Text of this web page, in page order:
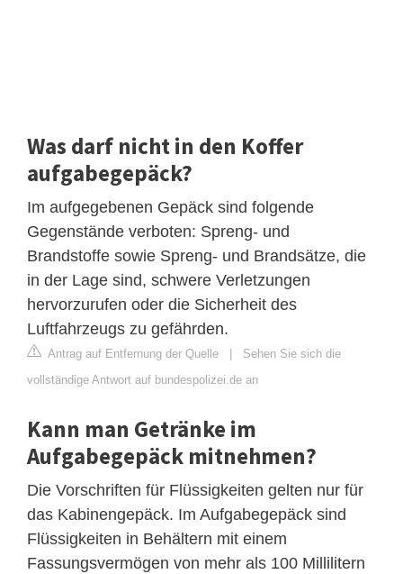
Was darf nicht in den Koffer
aufgabegepäck?
Im aufgegebenen Gepäck sind folgende
Gegenstände verboten: Spreng- und
Brandstoffe sowie Spreng- und Brandsätze, die
in der Lage sind, schwere Verletzungen
hervorzurufen oder die Sicherheit des
Luftfahrzeugs zu gefährden.
Antrag auf Entfernung der Quelle
Sehen Sie sich die
vollständige Antwort auf bundespolizei.de an
Kann man Getränke im
Aufgabegepäck mitnehmen?
Die Vorschriften für Flüssigkeiten gelten nur für
das Kabinengepäck. Im Aufgabegepäck sind
Flüssigkeiten in Behältern mit einem
Fassungsvermögen von mehr als 100 Millilitern